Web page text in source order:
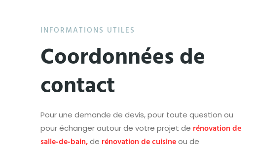
INFORMATIONS UTILES
Coordonnées de
contact
Pour une demande de devis, pour toute question ou
pour échanger autour de votre projet de rénovation de
salle-de-bain,de rénovation de cuisineou de